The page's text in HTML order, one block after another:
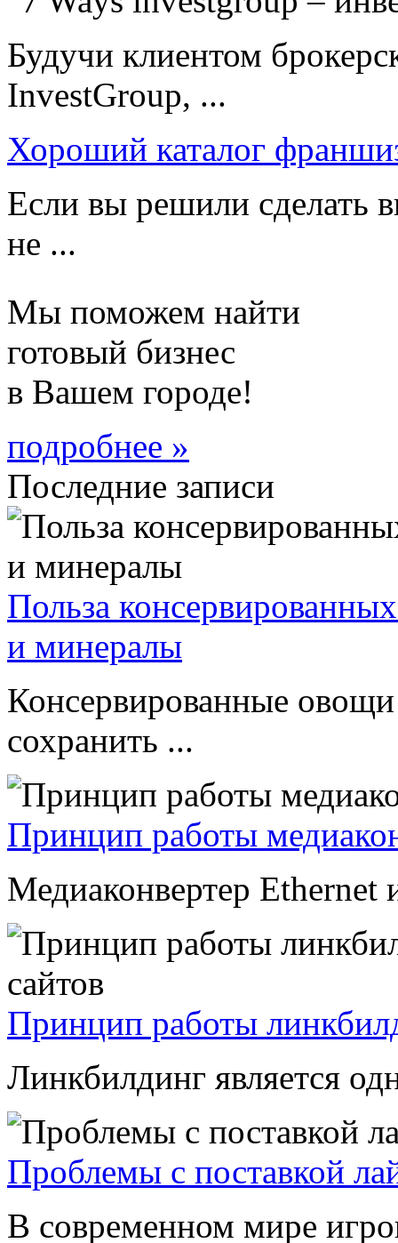
Будучи клиентом
InvestGroup, ...
Хороший каталог
Если вы решили сделать
не ...
Мы поможем найти
готовый бизнес
в Вашем городе!
подробнее »
Последние записи
Польза
и минералы
Консервированные
сохранить ...
Принцип работы
Медиаконвертер Ethernet
Принцип работы
Линкбилдинг является
Проблемы с поставкой
В современном мире